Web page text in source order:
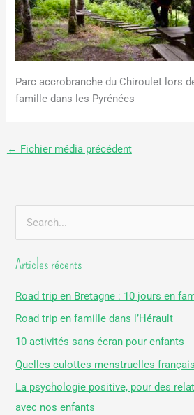
Parc accrobranche du Chiroulet lors
famille dans les Pyrénées
← Fichier média précédent
c
r
c
h
e
r
Articles récents
Road trip en Bretagne : 10 jours en
Road trip en famille dans l’Hérault
10 activités sans écran pour enfants
Quelles culottes menstruelles
La psychologie positive, pour des
avec nos enfants